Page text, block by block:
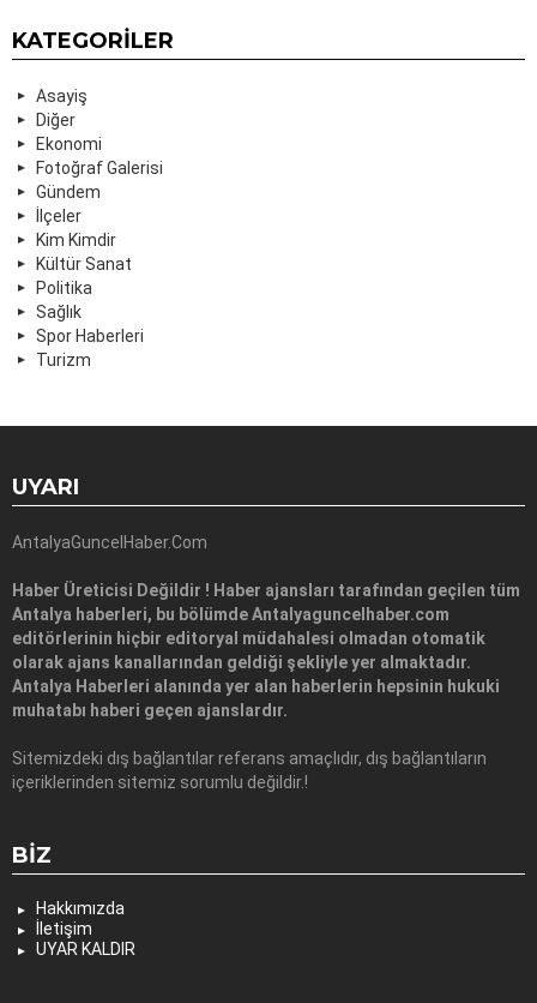
KATEGORILER
Asayiş
Diğer
Ekonomi
Fotoğraf Galerisi
Gündem
İlçeler
Kim Kimdir
Kültür Sanat
Politika
Sağlık
Spor Haberleri
Turizm
UYARI
AntalyaGuncelHaber.Com
Haber Üreticisi Değildir ! Haber ajansları tarafından geçilen tüm
Antalya haberleri, bu bölümde Antalyaguncelhaber.com
editörlerinin hiçbir editoryal müdahalesi olmadan otomatik
olarak ajans kanallarından geldiği şekliyle yer almaktadır.
Antalya Haberleri alanında yer alan haberlerin hepsinin hukuki
muhatabı haberi geçen ajanslardır.
Sitemizdeki dış bağlantılar referans amaçlıdır, dış bağlantıların
içeriklerinden sitemiz sorumlu değildir.!
BIZ
Hakkımızda
İletişim
UYAR KALDIR